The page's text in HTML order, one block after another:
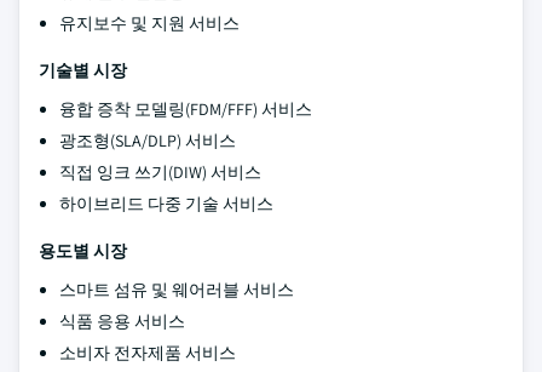
유지보수 및 지원 서비스
기술별 시장
융합 증착 모델링(FDM/FFF) 서비스
광조형(SLA/DLP) 서비스
직접 잉크 쓰기(DIW) 서비스
하이브리드 다중 기술 서비스
용도별 시장
스마트 섬유 및 웨어러블 서비스
식품 응용 서비스
소비자 전자제품 서비스